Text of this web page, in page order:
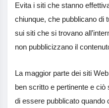
Evita i siti che stanno
chiunque, che pubblicano di
sui siti che si trovano
non pubblicizzano il
La maggior parte dei siti
ben scritto e pertinente e
di essere pubblicato quando